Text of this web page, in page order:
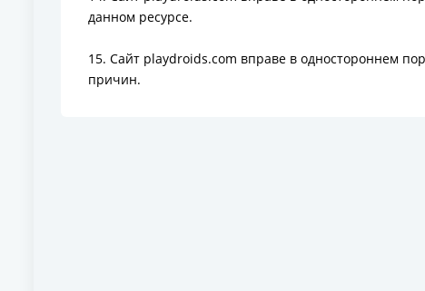
данном ресурсе.
15. Сайт playdroids.com вправе в одностороннем
причин.